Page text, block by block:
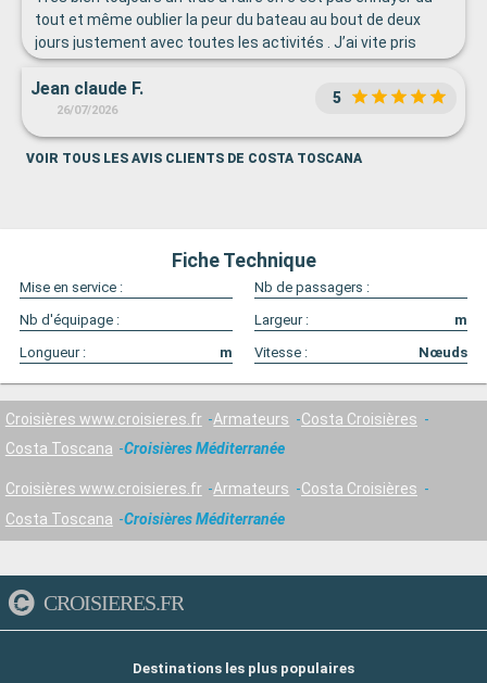
tout et même oublier la peur du bateau au bout de deux
jours justement avec toutes les activités . J’ai vite pris
confiance
Jean claude F.
26/07/2026
5
VOIR TOUS LES AVIS CLIENTS DE COSTA TOSCANA
Fiche Technique
Mise en service :
Nb de passagers :
Nb d'équipage :
Largeur :
m
Longueur :
m Vitesse : Nœuds
Croisières www.croisieres.fr Armateurs
Costa Croisières
Costa Toscana
Croisières Méditerranée
Croisières www.croisieres.fr Armateurs
Costa Croisières
Costa Toscana
Croisières Méditerranée
CROISIERES.FR
Destinations les plus populaires